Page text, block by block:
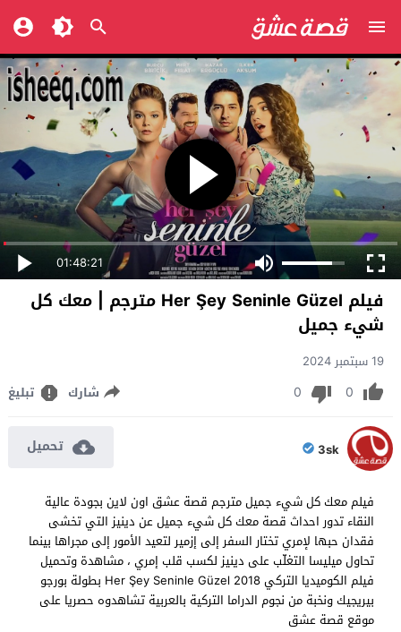
01:48:21
فيلم Her Şey Seninle Güzel مترجم | معك كل
شيء جميل
19 سبتمبر 2024
0
0 شارك تبليغ
3sk تحميل
فيلم معك كل شيء جميل مترجم قصة عشق اون لاين بجودة عالية
النقاء تدور احداث قصة معك كل شيء جميل عن دينيز التي تخشى
فقدان حبها لإمري تختار السفر إلى إزمير لتعيد الأمور إلى مجراها بينما
تحاول ميليسا التغلّب على دينيز لكسب قلب إمري ، مشاهدة وتحميل
فيلم الكوميديا التركي Her Şey Seninle Güzel 2018 بطولة بورجو
بيريجيك ونخبة من نجوم الدراما التركية بالعربية تشاهدوه حصريا على
موقع قصة عشق